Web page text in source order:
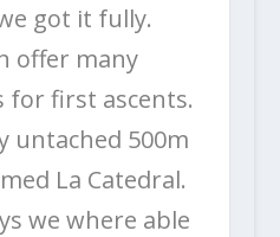
got it fully.
offer many
for first ascents.
untached 500m
La Catedral.
we where able